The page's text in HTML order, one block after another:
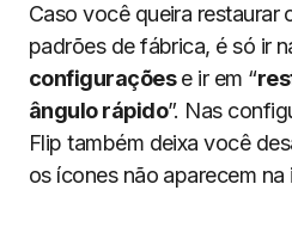
Caso você queira restaurar
padrões de fábrica, é só ir
configuraçõese ir em “
ângulo rápido”. Nas
Flip também deixa você
os ícones não aparecem